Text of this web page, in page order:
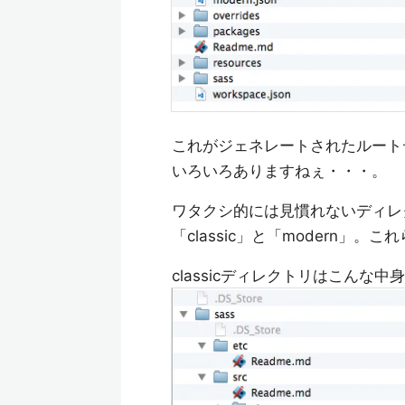
これがジェネレートされたルー
いろいろありますねぇ・・・。
ワタクシ的には見慣れないディ
「classic」と「modern」。こ
classicディレクトリはこんな中